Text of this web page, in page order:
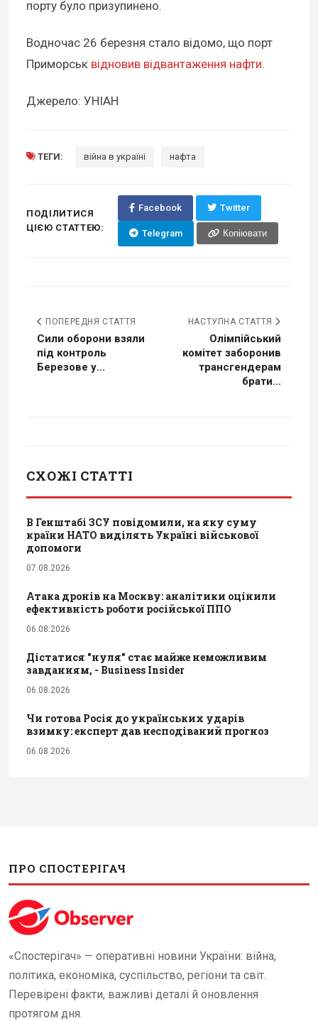
порту було призупинено.
Водночас 26 березня стало відомо, що порт
Приморськ відновив відвантаження нафти.
Джерело: УНІАН
ТЕГИ: війна в україні нафта
ПОДІЛИТИСЯ
ЦІЄЮ СТАТТЕЮ:
Facebook Twitter
Telegram Копіювати
ПОПЕРЕДНЯ СТАТТЯ
Сили оборони взяли
під контроль
Березове у...
НАСТУПНА СТАТТЯ
Олімпійський
комітет заборонив
трансгендерам
брати...
СХОЖІ СТАТТІ
В Генштабі ЗСУ повідомили, на яку суму
країни НАТО виділять Україні військової
допомоги
07.08.2026
Атака дронів на Москву: аналітики оцінили
ефективність роботи російської ППО
06.08.2026
Дістатися "нуля" стає майже неможливим
завданням, - Business Insider
06.08.2026
Чи готова Росія до українських ударів
взимку: експерт дав несподіваний прогноз
06.08.2026
ПРО СПОСТЕРІГАЧ
«Спостерігач» — оперативні новини України: війна,
політика, економіка, суспільство, регіони та світ.
Перевірені факти, важливі деталі й оновлення
протягом дня.